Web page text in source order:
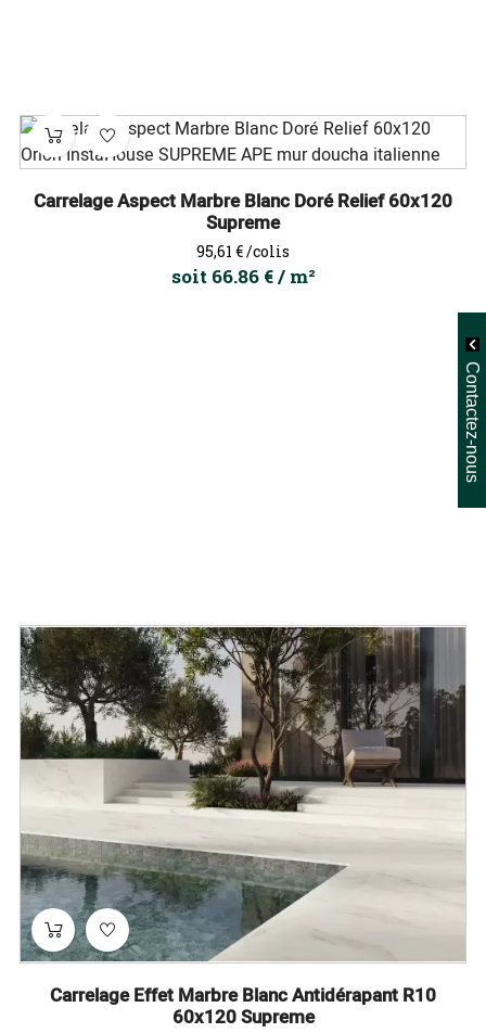
Carrelage Aspect Marbre Blanc Doré Relief 60x120
Supreme
Prix
95,61 €/colis
soit 66.86 € / m²
Carrelage Effet Marbre Blanc Antidérapant R10
60x120 Supreme
Contactez-nous